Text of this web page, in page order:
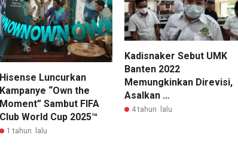
Hisense Luncurkan
Kampanye “Own the
Moment” Sambut FIFA
Club World Cup 2025™
1 tahun lalu
Kadisnaker Sebut UMK
Banten 2022
Memungkinkan Direvisi,
Asalkan …
4 tahun lalu